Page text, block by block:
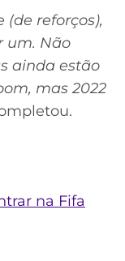
(de reforços),
um. Não
ainda estão
mas 2022
na Fifa